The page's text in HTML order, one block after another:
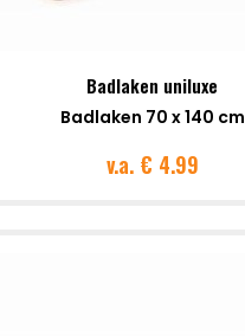
Badlaken uniluxe
Badlaken 70 x 140 cm
v.a.€ 4.99